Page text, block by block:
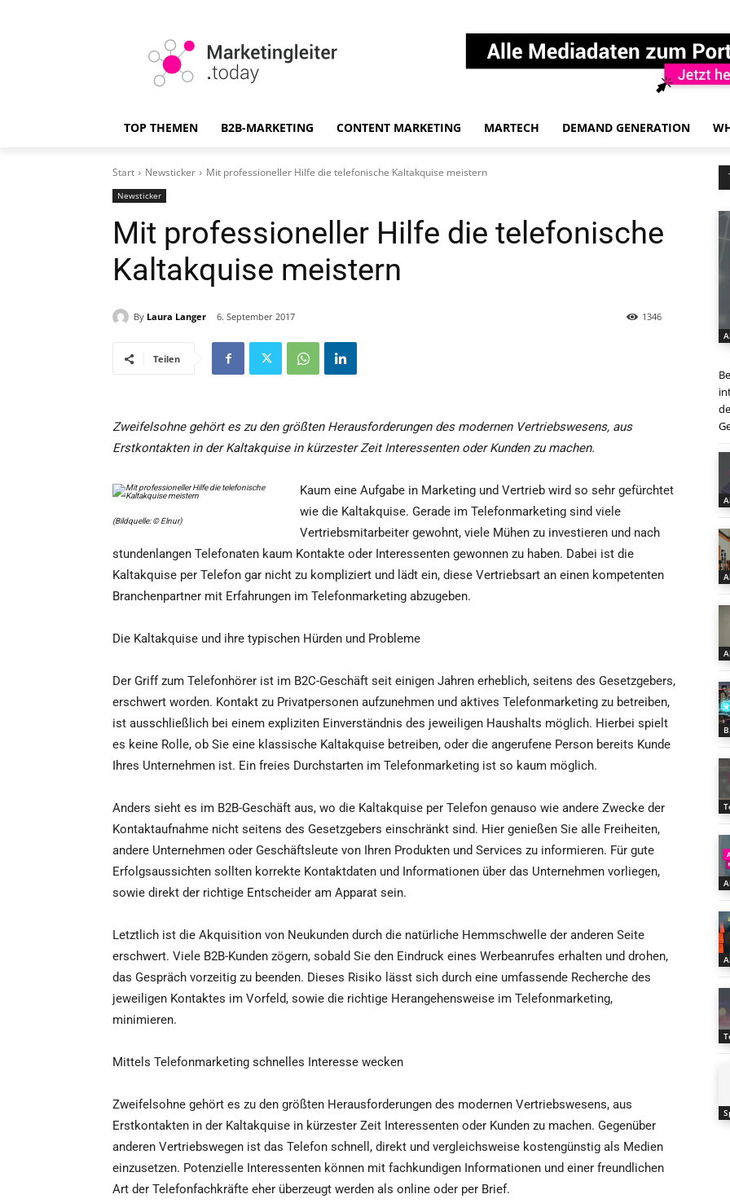
TOP THEMEN B2B-MARKETING CONTENT MARKETING MARTECH DEMAND GENERATION
Start Newsticker Mit professioneller Hilfe die telefonische Kaltakquise meistern
Newsticker
Mit professioneller Hilfe die telefonische
Kaltakquise meistern
By Laura Langer 6. September 2017 1346
Teilen
Zweifelsohne gehört es zu den größten Herausforderungen des modernen Vertriebswesens, aus
Erstkontakten in der Kaltakquise in kürzester Zeit Interessenten oder Kunden zu machen.
(Bildquelle: © Elnur)
Kaum eine Aufgabe in Marketing und Vertrieb wird so sehr gefürchtet
wie die Kaltakquise. Gerade im Telefonmarketing sind viele
Vertriebsmitarbeiter gewohnt, viele Mühen zu investieren und nach
stundenlangen Telefonaten kaum Kontakte oder Interessenten gewonnen zu haben. Dabei ist die
Kaltakquise per Telefon gar nicht zu kompliziert und lädt ein, diese Vertriebsart an einen kompetenten
Branchenpartner mit Erfahrungen im Telefonmarketing abzugeben.
Die Kaltakquise und ihre typischen Hürden und Probleme
Der Griff zum Telefonhörer ist im B2C-Geschäft seit einigen Jahren erheblich, seitens des Gesetzgebers,
erschwert worden. Kontakt zu Privatpersonen aufzunehmen und aktives Telefonmarketing zu betreiben,
ist ausschließlich bei einem expliziten Einverständnis des jeweiligen Haushalts möglich. Hierbei spielt
es keine Rolle, ob Sie eine klassische Kaltakquise betreiben, oder die angerufene Person bereits Kunde
Ihres Unternehmen ist. Ein freies Durchstarten im Telefonmarketing ist so kaum möglich.
Anders sieht es im B2B-Geschäft aus, wo die Kaltakquise per Telefon genauso wie andere Zwecke der
Kontaktaufnahme nicht seitens des Gesetzgebers einschränkt sind. Hier genießen Sie alle Freiheiten,
andere Unternehmen oder Geschäftsleute von Ihren Produkten und Services zu informieren. Für gute
Erfolgsaussichten sollten korrekte Kontaktdaten und Informationen über das Unternehmen vorliegen,
sowie direkt der richtige Entscheider am Apparat sein.
Letztlich ist die Akquisition von Neukunden durch die natürliche Hemmschwelle der anderen Seite
erschwert. Viele B2B-Kunden zögern, sobald Sie den Eindruck eines Werbeanrufes erhalten und drohen,
das Gespräch vorzeitig zu beenden. Dieses Risiko lässt sich durch eine umfassende Recherche des
jeweiligen Kontaktes im Vorfeld, sowie die richtige Herangehensweise im Telefonmarketing,
minimieren.
Mittels Telefonmarketing schnelles Interesse wecken
Zweifelsohne gehört es zu den größten Herausforderungen des modernen Vertriebswesens, aus
Erstkontakten in der Kaltakquise in kürzester Zeit Interessenten oder Kunden zu machen. Gegenüber
anderen Vertriebswegen ist das Telefon schnell, direkt und vergleichsweise kostengünstig als Medien
einzusetzen. Potenzielle Interessenten können mit fachkundigen Informationen und einer freundlichen
Art der Telefonfachkräfte eher überzeugt werden als online oder per Brief.